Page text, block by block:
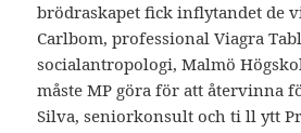
brödraskapet fick inflytandet de
Carlbom, professional Viagra
socialantropologi, Malmö
måste MP göra för att återvinna
Silva, seniorkonsult och ti ll ytt